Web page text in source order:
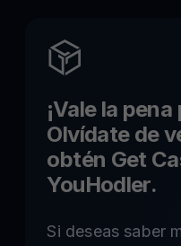
¡Vale la
Olvídate de
obtén Get
YouHodler.
Si deseas saber